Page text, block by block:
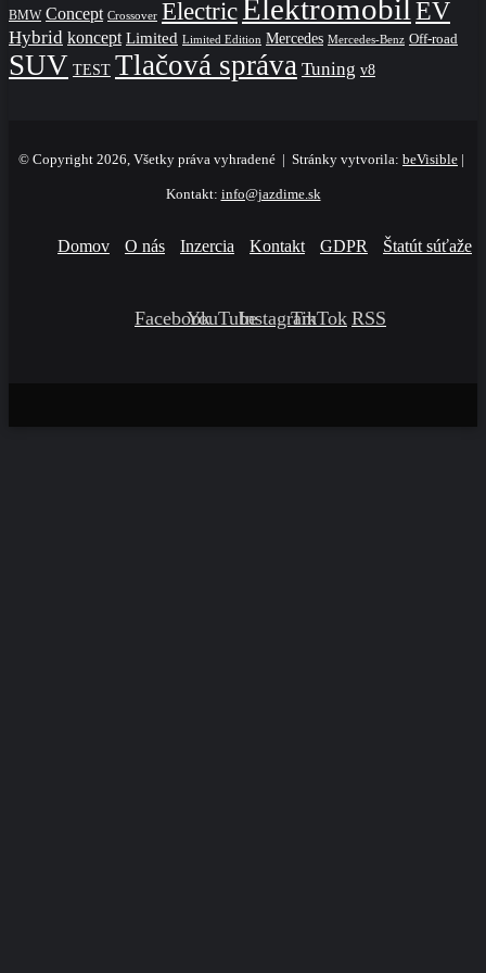
BMW Concept Crossover Electric Elektromobil EV
Hybrid koncept Limited Limited Edition Mercedes Mercedes-Benz Off-road
SUV TEST Tlačová správa Tuning v8
© Copyright 2026, Všetky práva vyhradené | Stránky vytvorila: beVisible |
Kontakt: info@jazdime.sk
Domov O nás Inzercia Kontakt GDPR Štatút súťaže
FacebookYouTubeInstagramTikTok RSS